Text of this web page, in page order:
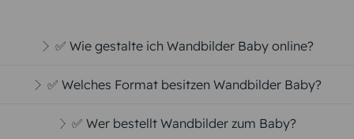
✅ Wie gestalte ich Wandbilder Baby online?
✅ Welches Format besitzen Wandbilder Baby?
✅ Wer bestellt Wandbilder zum Baby?